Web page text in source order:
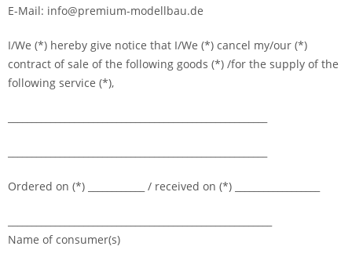
E-Mail: info@premium-modellbau.de
I/We (*) hereby give notice that I/We (*) cancel my/our (*)
contract of sale of the following goods (*) /for the supply of the
following service (*),
Ordered on (*) ____________ / received on (*) __________________
Name of consumer(s)